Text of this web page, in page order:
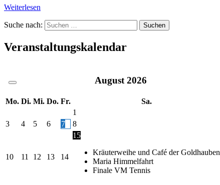
Weiterlesen
Suche nach:
Veranstaltungskalendar
August 2026
Mo. Di. Mi. Do. Fr. Sa.
1
3
4 5 6 7 8
10 11 12 13 14
15
Kräuterweihe und Café der Goldhauben
Maria Himmelfahrt
Finale VM Tennis